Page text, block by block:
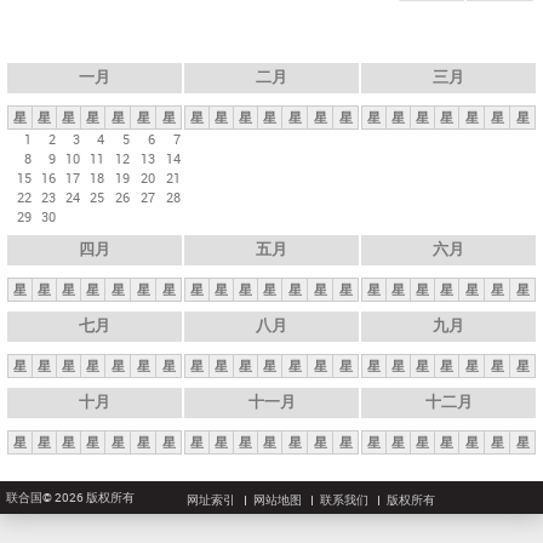
一月
星 星 星 星 星 星
星
1
2 3 4 5 6
7
8
9 10 11 12 13
14
15 16 17 18 19 20 21
22 23 24 25 26 27 28
29 30
二月
星 星 星 星 星 星 星
三月
星 星 星 星 星 星 星
四月
星 星 星 星 星 星 星
五月
星 星 星 星 星 星 星
六月
星 星 星 星 星 星 星
七月
星 星 星 星 星 星 星
八月
星 星 星 星 星 星 星
九月
星 星 星 星 星 星 星
十月
星 星 星 星 星 星 星
十一月
星 星 星 星 星 星 星
十二月
星 星 星 星 星 星 星
联合国© 2026 版权所有 网址索引 网站地图 联系我们 版权所有